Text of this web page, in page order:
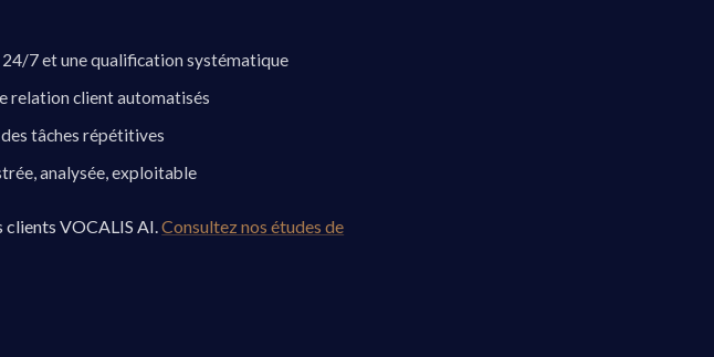
7 et une qualification systématique
relation client automatisés
tâches répétitives
analysée, exploitable
clients VOCALIS AI.Consultez nos études de